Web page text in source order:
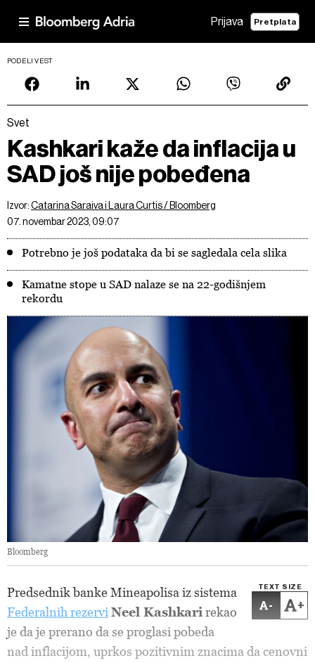
Prijava Pretplata
PODELI VEST
Svet
Kashkari kaže da inflacija u
SAD još nije pobeđena
Izvor:Catarina Saraiva i Laura Curtis / Bloomberg
07. novembar 2023, 09:07
Potrebno je još podataka da bi se sagledala cela slika
Kamatne stope u SAD nalaze se na 22-godišnjem
rekordu
Bloomberg
TEXT SIZE
- +
Predsednik banke Mineapolisa iz sistema
Federalnih rezervi Neel Kashkari rekao
je da je prerano da se proglasi pobeda
nad inflacijom, uprkos pozitivnim znacima da cenovni